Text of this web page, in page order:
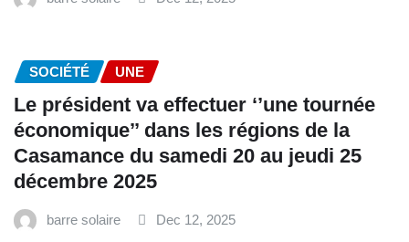
SOCIÉTÉ UNE
Le président va effectuer ‘’une tournée
économique’’ dans les régions de la
Casamance du samedi 20 au jeudi 25
décembre 2025
barre solaire Dec 12, 2025